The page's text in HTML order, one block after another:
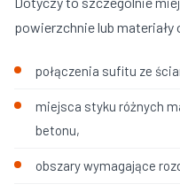
powierzchnie lub materiały
połączenia sufitu ze
miejsca styku różnych
betonu,
obszary wymagające